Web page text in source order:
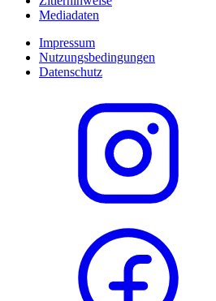
Mediadaten
Impressum
Nutzungsbedingungen
Datenschutz